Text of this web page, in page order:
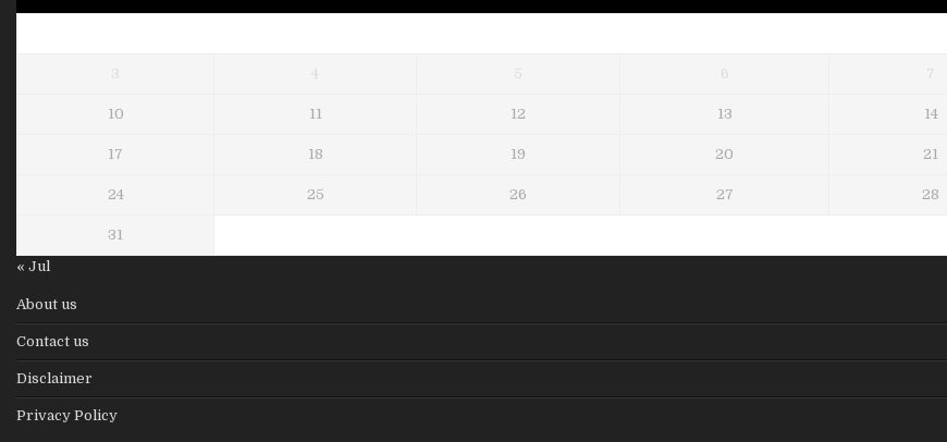
3 4 5 6 7
10 11 12 13 14
17 18 19 20 21
24 25 26 27 28
31
« Jul
About us
Contact us
Disclaimer
Privacy Policy